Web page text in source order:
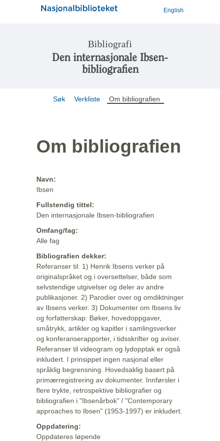
English
Bibliografi
Den internasjonale Ibsen-
bibliografien
Søk Verkliste Om bibliografien
Om bibliografien
Navn:
Ibsen
Fullstendig tittel:
Den internasjonale Ibsen-bibliografien
Omfang/fag:
Alle fag
Bibliografien dekker:
Referanser til: 1) Henrik Ibsens verker på
originalspråket og i oversettelser, både som
selvstendige utgivelser og deler av andre
publikasjoner. 2) Parodier over og omdiktninger
av Ibsens verker. 3) Dokumenter om Ibsens liv
og forfatterskap: Bøker, hovedoppgaver,
småtrykk, artikler og kapitler i samlingsverker
og konferanserapporter, i tidsskrifter og aviser.
Referanser til videogram og lydopptak er også
inkludert. I prinsippet ingen nasjonal eller
språklig begrensning. Hovedsaklig basert på
primærregistrering av dokumenter. Innførsler i
flere trykte, retrospektive bibliografier og
bibliografien i "Ibsenårbok" / "Contemporary
approaches to Ibsen" (1953-1997) er inkludert.
Oppdatering:
Oppdateres løpende